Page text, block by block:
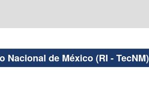
de México (RI - TecNM)